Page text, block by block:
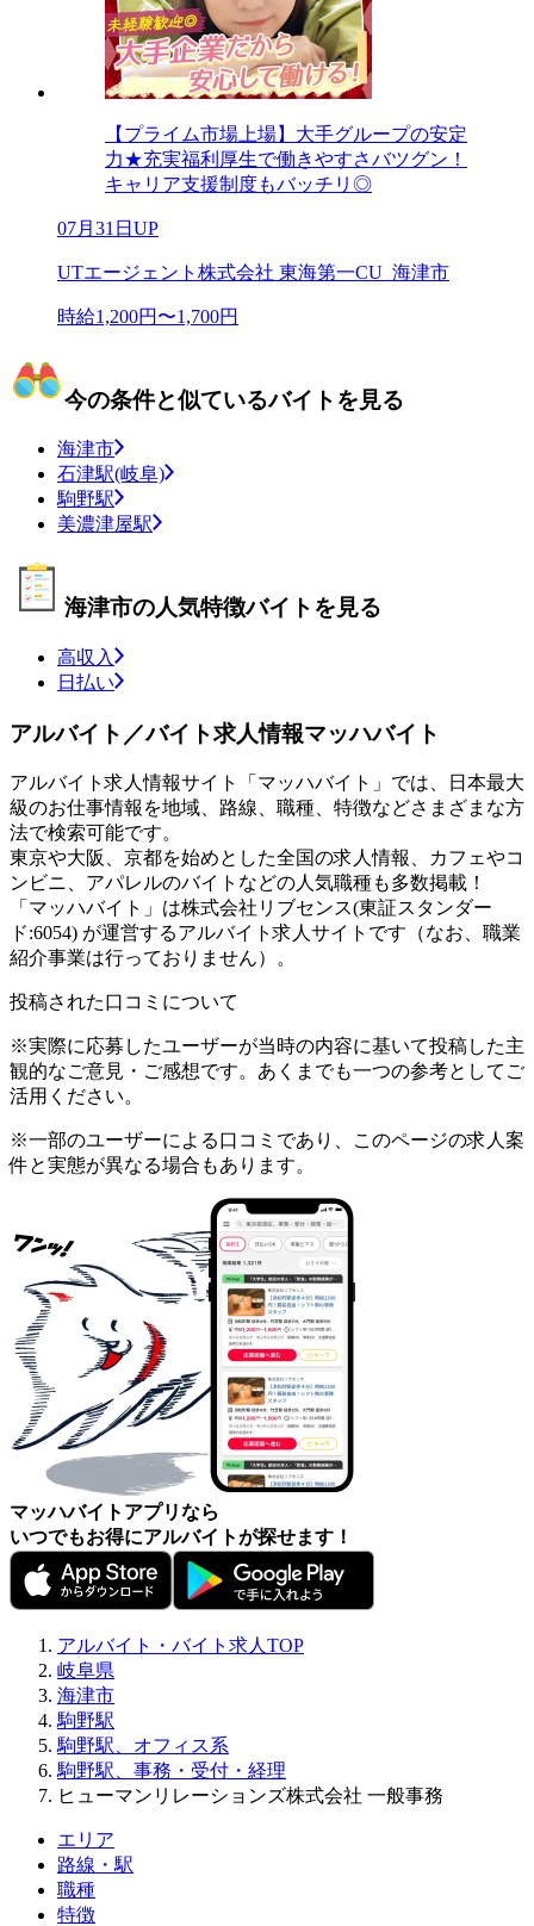
【プライム市場上場】大手グループの安定
力★充実福利厚生で働きやすさバツグン！
キャリア支援制度もバッチリ◎
07月31日UP
UTエージェント株式会社 東海第一CU_海津市
時給1,200円〜1,700円
今の条件と似ているバイトを見る
海津市
石津駅(岐阜)
駒野駅
美濃津屋駅
海津市の人気特徴バイトを見る
高収入
日払い
アルバイト／バイト求人情報マッハバイト
アルバイト求人情報サイト「マッハバイト」では、日本最大
級のお仕事情報を地域、路線、職種、特徴などさまざまな方
法で検索可能です。
東京や大阪、京都を始めとした全国の求人情報、カフェやコ
ンビニ、アパレルのバイトなどの人気職種も多数掲載！
「マッハバイト」は株式会社リブセンス(東証スタンダー
ド:6054) が運営するアルバイト求人サイトです（なお、職業
紹介事業は行っておりません）。
投稿された口コミについて
※実際に応募したユーザーが当時の内容に基いて投稿した主
観的なご意見・ご感想です。あくまでも一つの参考としてご
活用ください。
※一部のユーザーによる口コミであり、このページの求人案
件と実態が異なる場合もあります。
マッハバイトアプリなら
いつでもお得にアルバイトが探せます！
アルバイト・バイト求人TOP
岐阜県
海津市
駒野駅
駒野駅、オフィス系
駒野駅、事務・受付・経理
ヒューマンリレーションズ株式会社 一般事務
エリア
路線・駅
職種
特徴